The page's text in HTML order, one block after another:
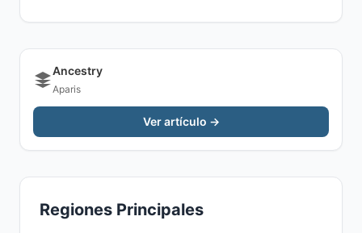
Ancestry
Aparis
Ver artículo →
Regiones Principales